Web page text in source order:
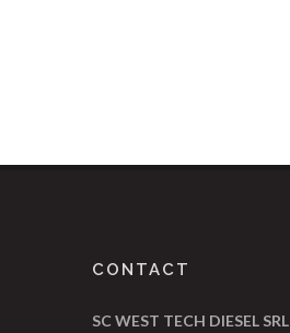
CONTACT
SC WEST TECH DIESEL SRL